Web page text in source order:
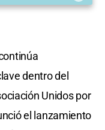
dentro del
Unidos por
el lanzamiento